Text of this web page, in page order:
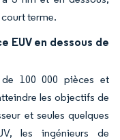
terme.
EUV en dessous de
100 000 pièces et
les objectifs de
et seules quelques
les ingénieurs de